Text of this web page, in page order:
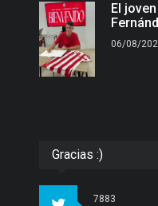
El
06/08/
Gracias :)
7883